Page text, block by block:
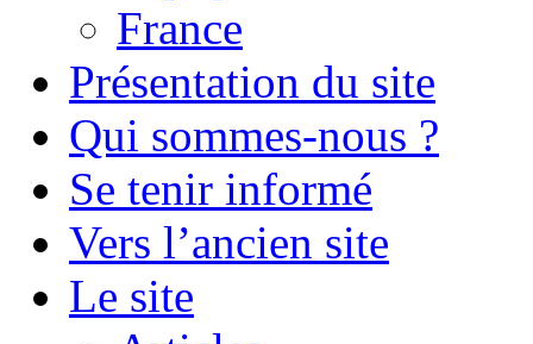
France
Présentation du site
Qui sommes-nous ?
Se tenir informé
Vers l’ancien site
Le site